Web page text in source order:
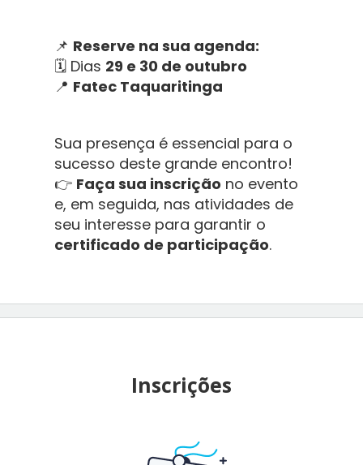
📌 Reserve na sua agenda:
🗓 Dias 29 e 30 de outubro
📍 Fatec Taquaritinga
Sua presença é essencial para o
sucesso deste grande encontro!
👉 Faça sua inscrição no evento
e, em seguida, nas atividades de
seu interesse para garantir o
certificado de participação.
Inscrições